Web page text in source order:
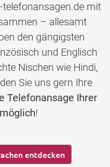
mit
– allesamt
den gängigsten
und Englisch
Nischen wie Hindi,
Sie uns gern Ihre
Telefonansage Ihrer
!
entdecken